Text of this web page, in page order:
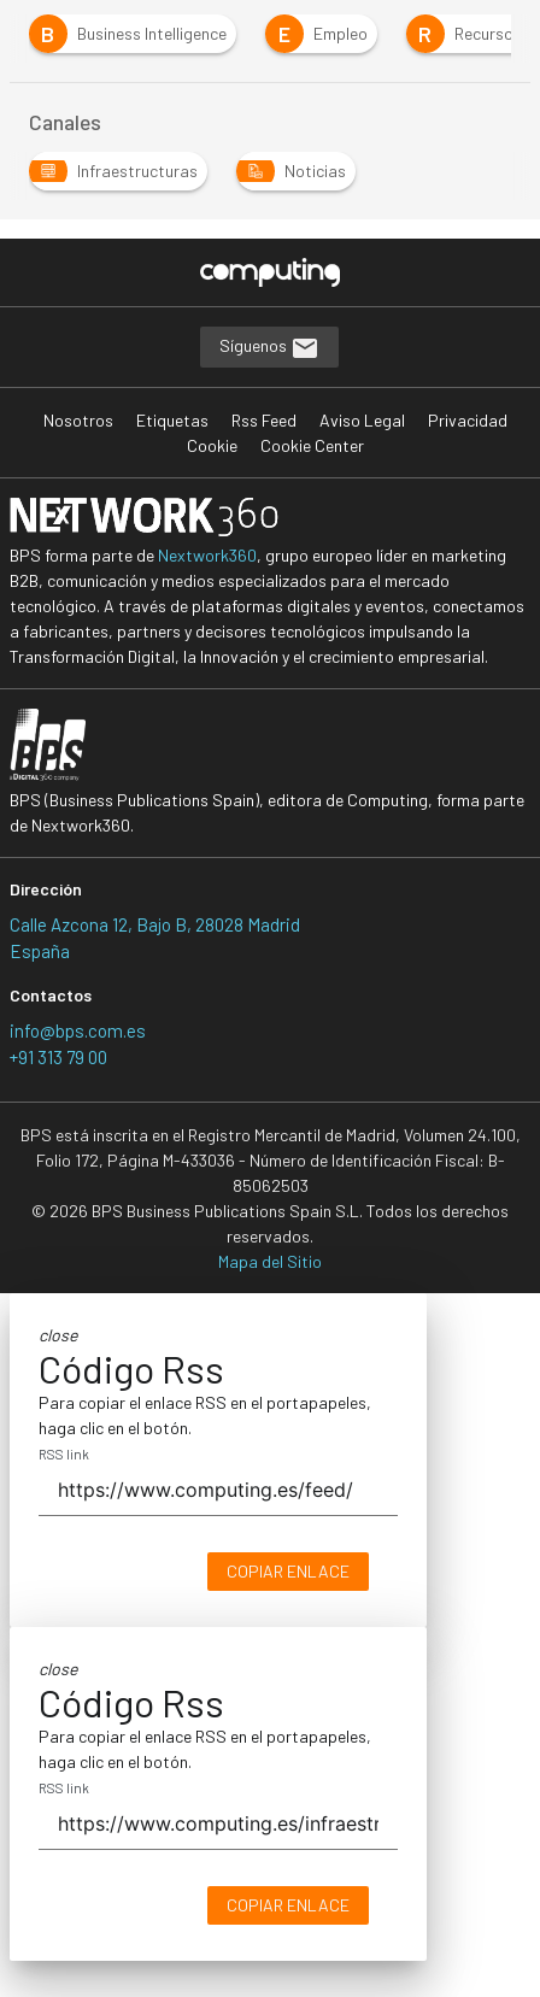
B
Business Intelligence E Empleo R Recursos
Canales
Infraestructuras Noticias
Síguenos
Nosotros Etiquetas Rss Feed Aviso Legal
Privacidad
Cookie
Cookie Center
BPS forma parte de Nextwork360, grupo europeo líder en marketing
B2B, comunicación y medios especializados para el mercado
tecnológico. A través de plataformas digitales y eventos, conectamos
a fabricantes, partners y decisores tecnológicos impulsando la
Transformación Digital, la Innovación y el crecimiento empresarial.
BPS (Business Publications Spain), editora de Computing, forma parte
de Nextwork360.
Dirección
Calle Azcona 12, Bajo B, 28028 Madrid
España
Contactos
info@bps.com.es
+91 313 79 00
BPS está inscrita en el Registro Mercantil de Madrid, Volumen 24.100,
Folio 172, Página M-433036 - Número de Identificación Fiscal: B-
85062503
© 2026 BPS Business Publications Spain S.L. Todos los derechos
reservados.
Mapa del Sitio
close
Código Rss
Para copiar el enlace RSS en el portapapeles,
haga clic en el botón.
RSS link
COPIAR ENLACE
close
Código Rss
Para copiar el enlace RSS en el portapapeles,
haga clic en el botón.
RSS link
COPIAR ENLACE